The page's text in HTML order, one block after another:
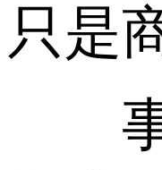
只是
事